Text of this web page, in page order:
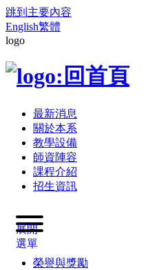
跳到主要內容
English繁體
logo
最新消息
關於本系
教學設備
師資陣容
課程介紹
招生資訊
展開
選單
榮譽與獎勵